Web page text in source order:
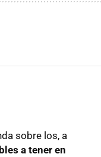
sobre los, a
a tener en